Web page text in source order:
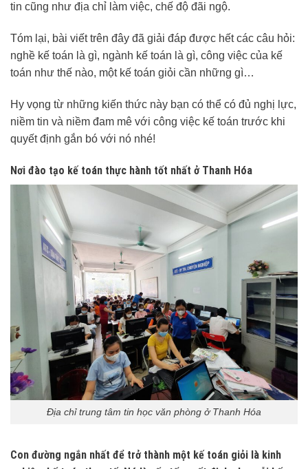
tin cũng như địa chỉ làm việc, chế độ đãi ngộ.
Tóm lại, bài viết trên đây đã giải đáp được hết các câu hỏi:
nghề kế toán là gì, ngành kế toán là gì, công việc của kế
toán như thế nào, một kế toán giỏi cần những gì…
Hy vọng từ những kiến thức này bạn có thể có đủ nghị lực,
niềm tin và niềm đam mê với công việc kế toán trước khi
quyết định gắn bó với nó nhé!
Nơi đào tạo kế toán thực hành tốt nhất ở Thanh Hóa
Địa chỉ trung tâm tin học văn phòng ở Thanh Hóa
Con đường ngắn nhất để trở thành một kế toán giỏi là kinh